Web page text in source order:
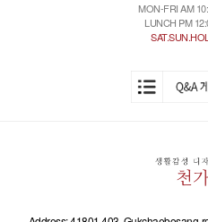
MON-FRI AM
LUNCH PM